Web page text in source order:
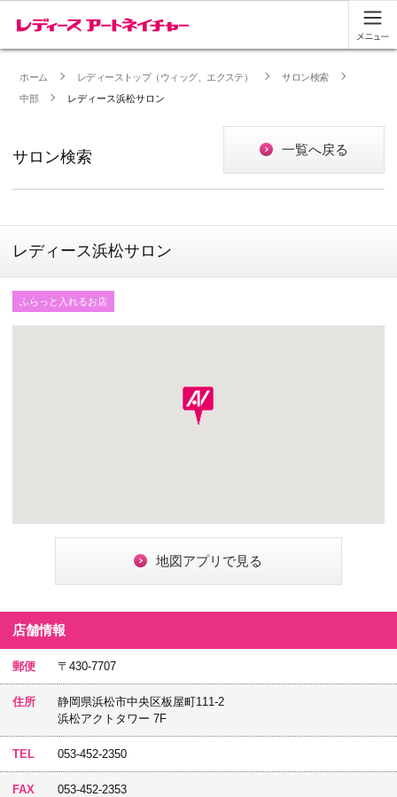
ホーム レディーストップ（ウィッグ、エクステ）
サロン検索
中部
レディース浜松サロン
サロン検索 一覧へ戻る
レディース浜松サロン
ふらっと入れるお店
地図アプリで見る
店舗情報
郵便 〒430-7707
住所
静岡県浜松市中央区板屋町111-2
浜松アクトタワー 7F
TEL 053-452-2350
FAX 053-452-2353